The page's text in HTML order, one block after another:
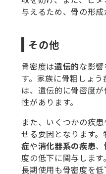
与えるため、骨の形成
その他
骨密度は遺伝的な影
す。家族に骨粗しょ
は、遺伝的に骨密度
性があります。
また、いくつかの疾
せる要因となります。
症や消化器系の疾患、
度の低下に関与しま
長期使用も骨密度を